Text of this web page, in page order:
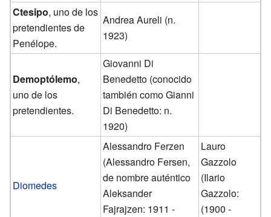
Ctesipo, uno de los
pretendientes de
Penélope.
Andrea Aureli (n.
1923)
Demoptólemo,
uno de los
pretendientes.
Giovanni Di
Benedetto (conocido
también como Gianni
Di Benedetto: n.
1920)
Diomedes
Alessandro Ferzen
(Alessandro Fersen,
de nombre auténtico
Aleksander
Fajrajzen: 1911 -
Lauro
Gazzolo
(Ilario
Gazzolo:
(1900 -